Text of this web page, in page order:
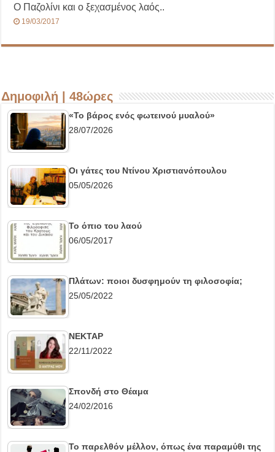
Ο Παζολίνι και ο ξεχασμένος λαός..
19/03/2017
Δημοφιλή | 48ώρες
«Το βάρος ενός φωτεινού μυαλού»
28/07/2026
Οι γάτες του Ντίνου Χριστιανόπουλου
05/05/2026
Το όπιο του λαού
06/05/2017
Πλάτων: ποιοι δυσφημούν τη φιλοσοφία;
25/05/2022
ΝΕΚΤΑΡ
22/11/2022
Σπονδή στο Θέαμα
24/02/2016
Το παρελθόν μέλλον, όπως ένα παραμύθι της